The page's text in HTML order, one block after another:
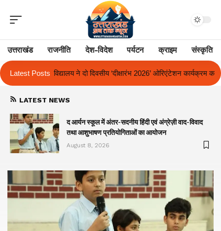
उत्तराखंड राजनीति देश-विदेश पर्यटन क्राइम संस्कृति
Latest Posts
‘दीक्षारंभ 2026’ ओरिएंटेशन कार्यक्रम का किया आयोजन एक साल से लंबित
LATEST NEWS
द आर्यन स्कूल में अंतर-सदनीय हिंदी एवं अंग्रेज़ी वाद-विवाद
तथा आशुभाषण प्रतियोगिताओं का आयोजन
August 8, 2026